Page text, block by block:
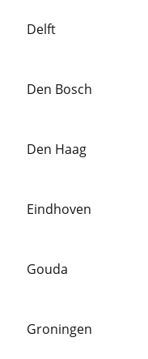
Delft
Den Bosch
Den Haag
Eindhoven
Gouda
Groningen